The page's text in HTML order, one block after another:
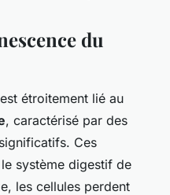
du
est étroitement lié au
, caractérisé par des
Ces
système digestif de
les cellules perdent